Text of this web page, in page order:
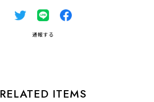
通報する
RELATED ITEMS